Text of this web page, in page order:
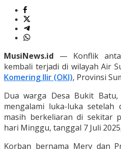
MusiNews.id — Konflik
kembali terjadi di wilayah Air
Komering Ilir (OKI), Provinsi
Dua warga Desa Bukit Batu,
mengalami luka-luka
masih berkeliaran di sekitar
hari Minggu, tanggal 7 Juli
Korban bernama Mery dan